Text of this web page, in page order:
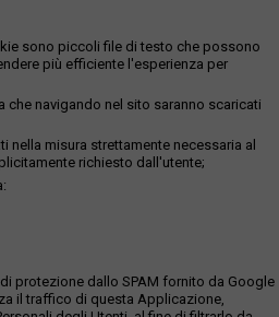
sono piccoli file di testo che possono
più efficiente l'esperienza per
che navigando nel sito saranno scaricati
misura strettamente necessaria al
richiesto dall'utente;
protezione dallo SPAM fornito da Google
il traffico di questa Applicazione,